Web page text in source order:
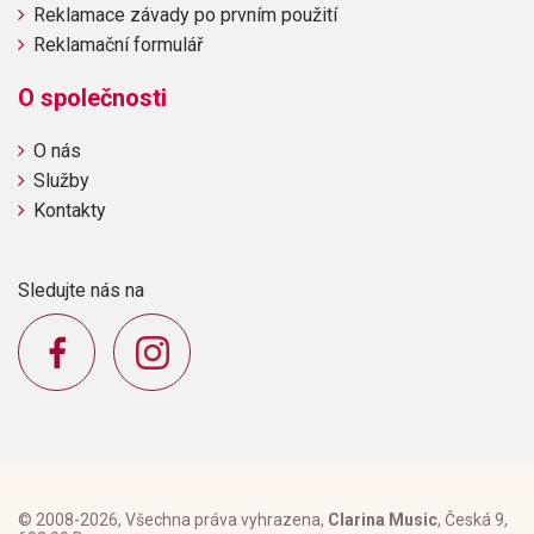
Reklamace závady po prvním použití
Reklamační formulář
O společnosti
O nás
Služby
Kontakty
Sledujte nás na
© 2008-2026, Všechna práva vyhrazena, Clarina Music, Česká 9,